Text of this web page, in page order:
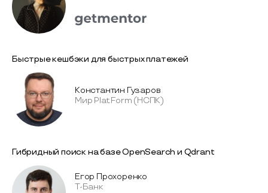
Быстрые кешбэки для быстрых платежей
Константин Гузаров
Мир Plat.Form (НСПК)
Гибридный поиск на базе OpenSearch и Qdrant
Егор Прохоренко
Т-Банк